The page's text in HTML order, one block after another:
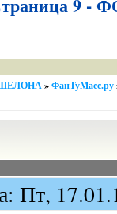
»ФанТуМасс.ру
Пт,